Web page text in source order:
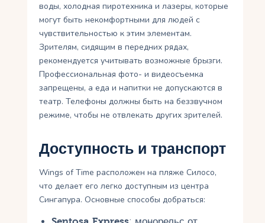
воды, холодная пиротехника и лазеры, которые
могут быть некомфортными для людей с
чувствительностью к этим элементам.
Зрителям, сидящим в передних рядах,
рекомендуется учитывать возможные брызги.
Профессиональная фото- и видеосъемка
запрещены, а еда и напитки не допускаются в
театр. Телефоны должны быть на беззвучном
режиме, чтобы не отвлекать других зрителей.
Доступность и транспорт
Wings of Time расположен на пляже Силосо,
что делает его легко доступным из центра
Сингапура. Основные способы добраться: